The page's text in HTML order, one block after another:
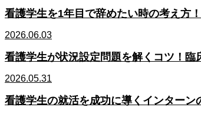
看護学生を1年目で辞めたい時の考え方
2026.06.03
看護学生が状況設定問題を解くコツ！臨
2026.05.31
看護学生の就活を成功に導くインター